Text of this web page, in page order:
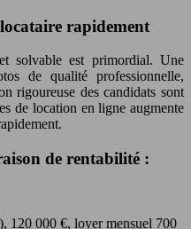
rapidement
solvable est primordial. Une
de qualité professionnelle,
rigoureuse des candidats sont
de location en ligne augmente
de rentabilité :
000 €, loyer mensuel 700